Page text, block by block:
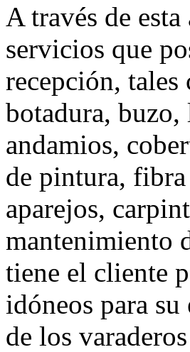
A través de esta
servicios que
recepción, tales
botadura, buzo,
andamios,
de pintura,
aparejos,
mantenimiento
tiene el cliente
idóneos para
de los